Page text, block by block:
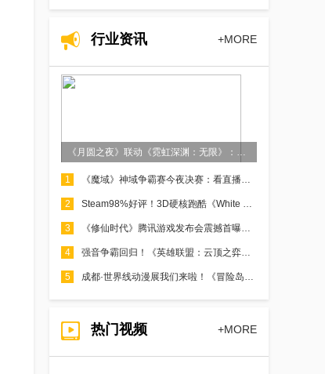
行业资讯 +MORE
《月圆之夜》联动《霓虹深渊：无限》：镜中世界与霓虹深渊相逢
1 《魔域》神域争霸赛今夜决赛：看直播赢8888点魔石
2 Steam98%好评！3D硬核跑酷《White Knuckle》推荐
3 《修仙时代》腾讯游戏发布会震撼首曝！「你的修仙人生」由你执笔​​
4 强音争霸回归！《英雄联盟：云顶之弈》发布第四个回归赛季
5 成都·世界线动漫展我们来啦！《冒险岛》陪你快乐过五一！
热门视频 +MORE